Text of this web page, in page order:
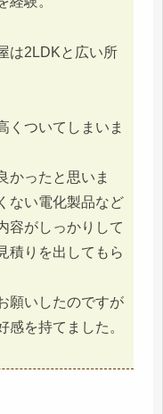
は2LDKと広い所
くついてしまいま
かったと思いま
ない電化製品など
容がしっかりして
積りを出してもら
願いしたのですが
を持てました。